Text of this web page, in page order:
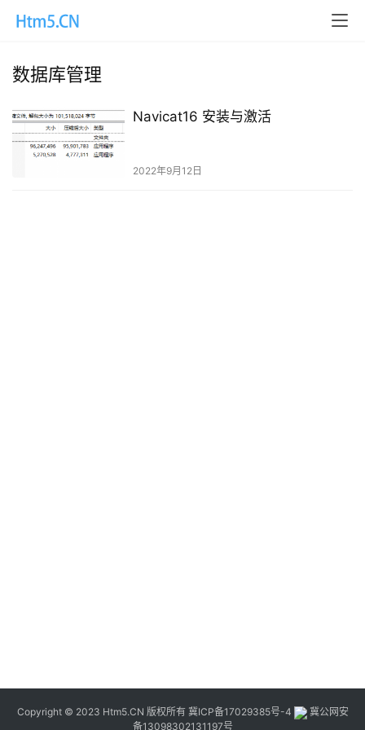
数据库管理
Navicat16 安装与激活
2022年9月12日
Copyright © 2023 Htm5.CN 版权所有 冀ICP备17029385号-4
冀公网安
备13098302131197号